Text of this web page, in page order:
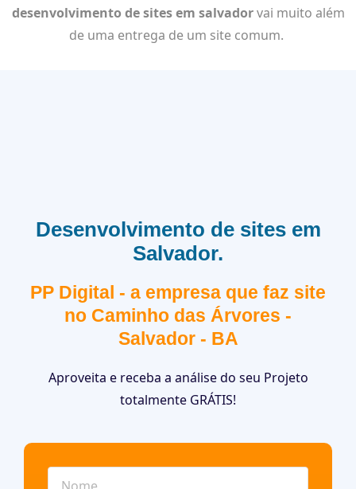
desenvolvimento de sites em salvadorvai muito além
de uma entrega de um site comum.
Desenvolvimento de sites em
Salvador.
PP Digital - a empresa que faz site
no Caminho das Árvores -
Salvador - BA
Aproveita e receba a análise do seu Projeto
totalmente GRÁTIS!